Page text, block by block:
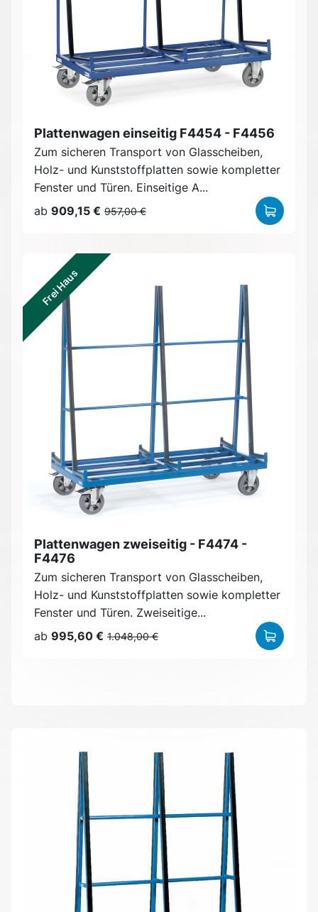
Plattenwagen einseitig F4454 - F4456
Zum sicheren Transport von Glasscheiben,
Holz- und Kunststoffplatten sowie kompletter
Fenster und Türen. Einseitige A...
ab 909,15 € 957,00 €
Frei Haus
Plattenwagen zweiseitig - F4474 -
F4476
Zum sicheren Transport von Glasscheiben,
Holz- und Kunststoffplatten sowie kompletter
Fenster und Türen. Zweiseitige...
ab 995,60 € 1.048,00 €